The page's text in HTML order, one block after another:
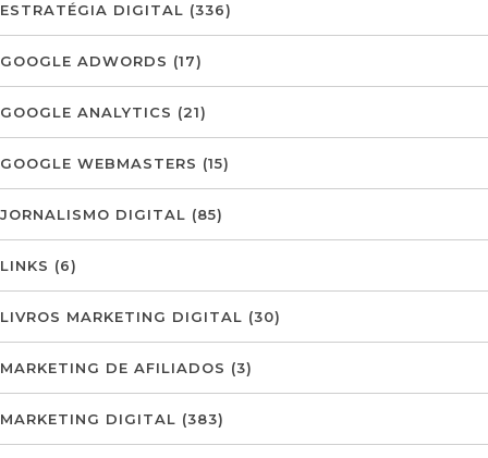
ESTRATÉGIA DIGITAL (336)
GOOGLE ADWORDS (17)
GOOGLE ANALYTICS (21)
GOOGLE WEBMASTERS (15)
JORNALISMO DIGITAL (85)
LINKS (6)
LIVROS MARKETING DIGITAL (30)
MARKETING DE AFILIADOS (3)
MARKETING DIGITAL (383)